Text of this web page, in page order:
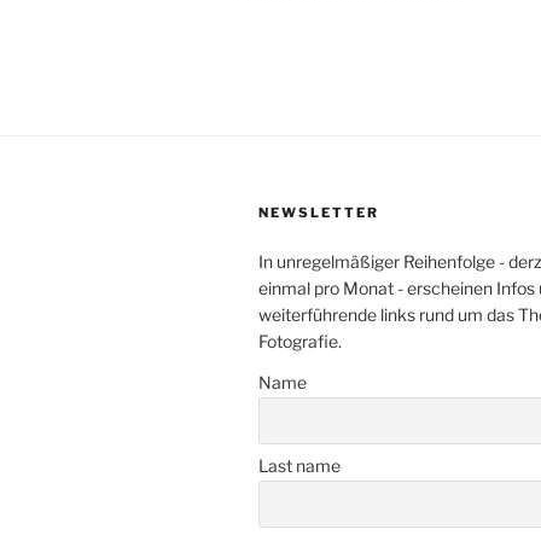
NEWSLETTER
In unregelmäßiger Reihenfolge -
einmal pro Monat - erscheinen Infos
weiterführende links rund um das
Fotografie.
Name
Last name